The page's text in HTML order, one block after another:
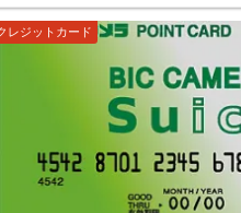
レジットカード